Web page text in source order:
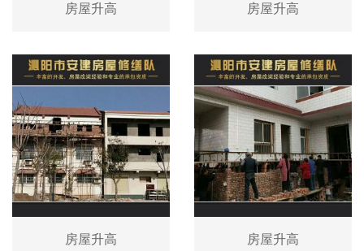
房屋升高 房屋升高
房屋升高 房屋升高